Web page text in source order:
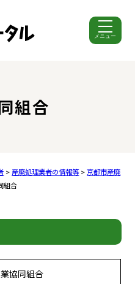
メニュー
組合
> 産廃処理業者の情報等>京都市産廃
組合
協同組合